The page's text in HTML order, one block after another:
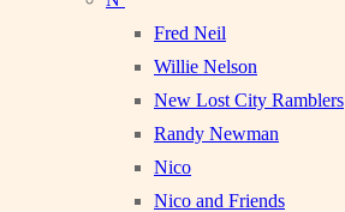
Fred Neil
Willie Nelson
New Lost City Ramblers
Randy Newman
Nico
Nico and Friends